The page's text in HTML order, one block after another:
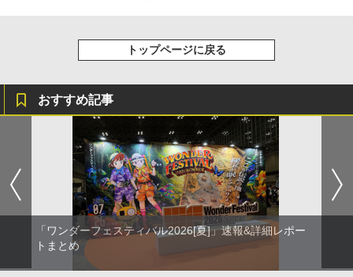
トップページに戻る
おすすめ記事
「ワンダーフェスティバル2026[夏]」速報&詳細レポー
トまとめ